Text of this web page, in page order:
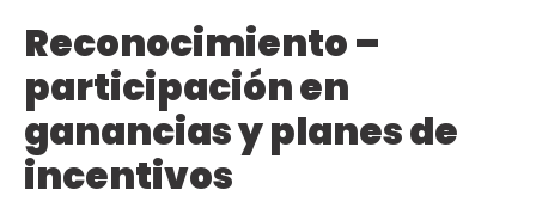
Reconocimiento –
participación en
ganancias y planes de
incentivos